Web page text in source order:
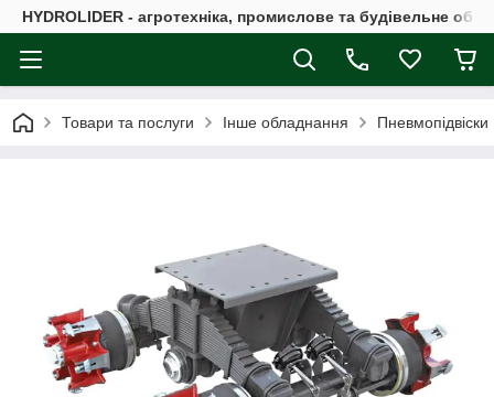
HYDROLIDER - агротехніка, промислове та будівельне
Товари та послуги Інше обладнання Пневмопідвіски